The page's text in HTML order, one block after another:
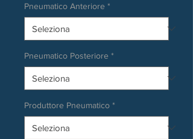
Pneumatico Anteriore *
Pneumatico Posteriore *
Produttore Pneumatico *